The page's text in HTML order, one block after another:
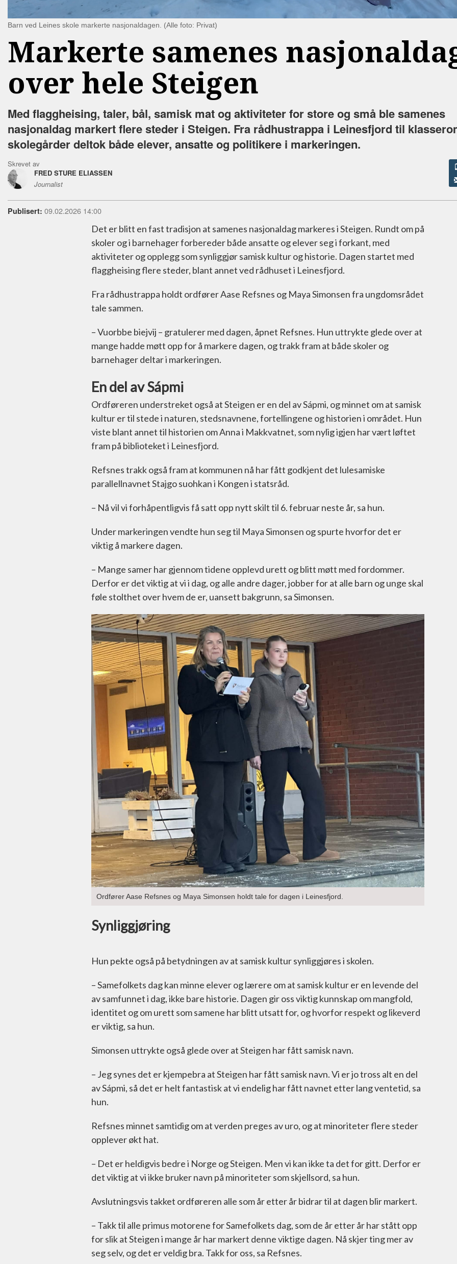
Barn ved Leines skole markerte nasjonaldagen. (Alle foto: Privat)
Markerte samenes
over hele Steigen
Med flaggheising, taler, bål, samisk mat og aktiviteter for store og små ble samenes
nasjonaldag markert flere steder i Steigen. Fra rådhustrappa i Leinesfjord til
skolegårder deltok både elever, ansatte og politikere i markeringen.
Skrevet av
FRED STURE ELIASSEN
Journalist
Publisert: 09.02.2026 14:00
Det er blitt en fast tradisjon at samenes nasjonaldag markeres i Steigen. Rundt om på
skoler og i barnehager forbereder både ansatte og elever seg i forkant, med
aktiviteter og opplegg som synliggjør samisk kultur og historie. Dagen startet med
flaggheising flere steder, blant annet ved rådhuset i Leinesfjord.
Fra rådhustrappa holdt ordfører Aase Refsnes og Maya Simonsen fra ungdomsrådet
tale sammen.
– Vuorbbe biejvij – gratulerer med dagen, åpnet Refsnes. Hun uttrykte glede over at
mange hadde møtt opp for å markere dagen, og trakk fram at både skoler og
barnehager deltar i markeringen.
En del av Sápmi
Ordføreren understreket også at Steigen er en del av Sápmi, og minnet om at samisk
kultur er til stede i naturen, stedsnavnene, fortellingene og historien i området. Hun
viste blant annet til historien om Anna i Makkvatnet, som nylig igjen har vært løftet
fram på biblioteket i Leinesfjord.
Refsnes trakk også fram at kommunen nå har fått godkjent det lulesamiske
parallellnavnet Stajgo suohkan i Kongen i statsråd.
– Nå vil vi forhåpentligvis få satt opp nytt skilt til 6. februar neste år, sa hun.
Under markeringen vendte hun seg til Maya Simonsen og spurte hvorfor det er
viktig å markere dagen.
– Mange samer har gjennom tidene opplevd urett og blitt møtt med fordommer.
Derfor er det viktig at vi i dag, og alle andre dager, jobber for at alle barn og unge skal
føle stolthet over hvem de er, uansett bakgrunn, sa Simonsen.
Ordfører Aase Refsnes og Maya Simonsen holdt tale for dagen i Leinesfjord.
Synliggjøring
Hun pekte også på betydningen av at samisk kultur synliggjøres i skolen.
– Samefolkets dag kan minne elever og lærere om at samisk kultur er en levende del
av samfunnet i dag, ikke bare historie. Dagen gir oss viktig kunnskap om mangfold,
identitet og om urett som samene har blitt utsatt for, og hvorfor respekt og likeverd
er viktig, sa hun.
Simonsen uttrykte også glede over at Steigen har fått samisk navn.
– Jeg synes det er kjempebra at Steigen har fått samisk navn. Vi er jo tross alt en del
av Sápmi, så det er helt fantastisk at vi endelig har fått navnet etter lang ventetid, sa
hun.
Refsnes minnet samtidig om at verden preges av uro, og at minoriteter flere steder
opplever økt hat.
– Det er heldigvis bedre i Norge og Steigen. Men vi kan ikke ta det for gitt. Derfor er
det viktig at vi ikke bruker navn på minoriteter som skjellsord, sa hun.
Avslutningsvis takket ordføreren alle som år etter år bidrar til at dagen blir markert.
– Takk til alle primus motorene for Samefolkets dag, som de år etter år har stått opp
for slik at Steigen i mange år har markert denne viktige dagen. Nå skjer ting mer av
seg selv, og det er veldig bra. Takk for oss, sa Refsnes.